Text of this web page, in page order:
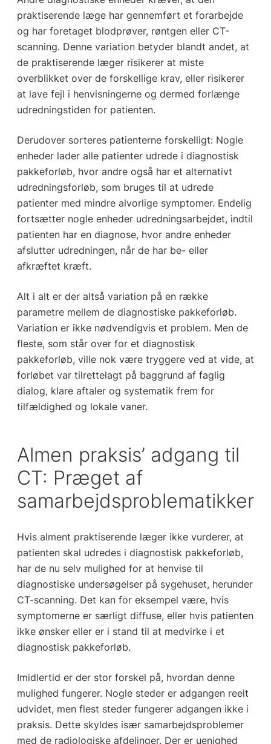
praktiserende læge har gennemført et forarbejde
og har foretaget blodprøver, røntgen eller CT-
scanning. Denne variation betyder blandt andet, at
de praktiserende læger risikerer at miste
overblikket over de forskellige krav, eller risikerer
at lave fejl i henvisningerne og dermed forlænge
udredningstiden for patienten.
Derudover sorteres patienterne forskelligt: Nogle
enheder lader alle patienter udrede i diagnostisk
pakkeforløb, hvor andre også har et alternativt
udredningsforløb, som bruges til at udrede
patienter med mindre alvorlige symptomer. Endelig
fortsætter nogle enheder udredningsarbejdet, indtil
patienten har en diagnose, hvor andre enheder
afslutter udredningen, når de har be- eller
afkræftet kræft.
Alt i alt er der altså variation på en række
parametre mellem de diagnostiske pakkeforløb.
Variation er ikke nødvendigvis et problem. Men de
fleste, som står over for et diagnostisk
pakkeforløb, ville nok være tryggere ved at vide, at
forløbet var tilrettelagt på baggrund af faglig
dialog, klare aftaler og systematik frem for
tilfældighed og lokale vaner.
Almen praksis’ adgang til
CT: Præget af
samarbejdsproblematikker
Hvis alment praktiserende læger ikke vurderer, at
patienten skal udredes i diagnostisk pakkeforløb,
har de nu selv mulighed for at henvise til
diagnostiske undersøgelser på sygehuset, herunder
CT-scanning. Det kan for eksempel være, hvis
symptomerne er særligt diffuse, eller hvis patienten
ikke ønsker eller er i stand til at medvirke i et
diagnostisk pakkeforløb.
Imidlertid er der stor forskel på, hvordan denne
mulighed fungerer. Nogle steder er adgangen reelt
udvidet, men flest steder fungerer adgangen ikke i
praksis. Dette skyldes især samarbejdsproblemer
med de radiologiske afdelinger. Der er uenighed